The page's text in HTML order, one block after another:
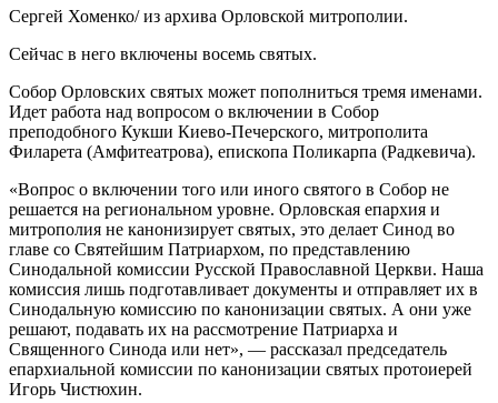
Сергей Хоменко/ из архива Орловской митрополии.
Сейчас в него включены восемь святых.
Собор Орловских святых может пополниться тремя именами.
Идет работа над вопросом о включении в Собор
преподобного Кукши Киево-Печерского, митрополита
Филарета (Амфитеатрова), епископа Поликарпа (Радкевича).
«Вопрос о включении того или иного святого в Собор не
решается на региональном уровне. Орловская епархия и
митрополия не канонизирует святых, это делает Синод во
главе со Святейшим Патриархом, по представлению
Синодальной комиссии Русской Православной Церкви. Наша
комиссия лишь подготавливает документы и отправляет их в
Синодальную комиссию по канонизации святых. А они уже
решают, подавать их на рассмотрение Патриарха и
Священного Синода или нет», — рассказал председатель
епархиальной комиссии по канонизации святых протоиерей
Игорь Чистюхин.